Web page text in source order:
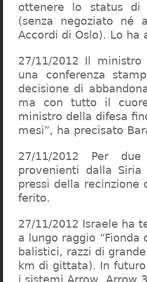
ottenere lo status di
(senza negoziato né
Accordi di Oslo). Lo ha
27/11/2012 Il
una conferenza
decisione di
ma con tutto il
ministro della difesa
mesi”, ha precisato
27/11/2012 Per
provenienti dalla
pressi della recinzione
ferito.
27/11/2012 Israele ha
a lungo raggio
balistici, razzi di
km di gittata). In
i sistemi Arrow, Arrow